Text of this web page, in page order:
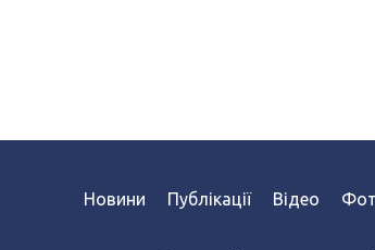
Новини Публікації Відео